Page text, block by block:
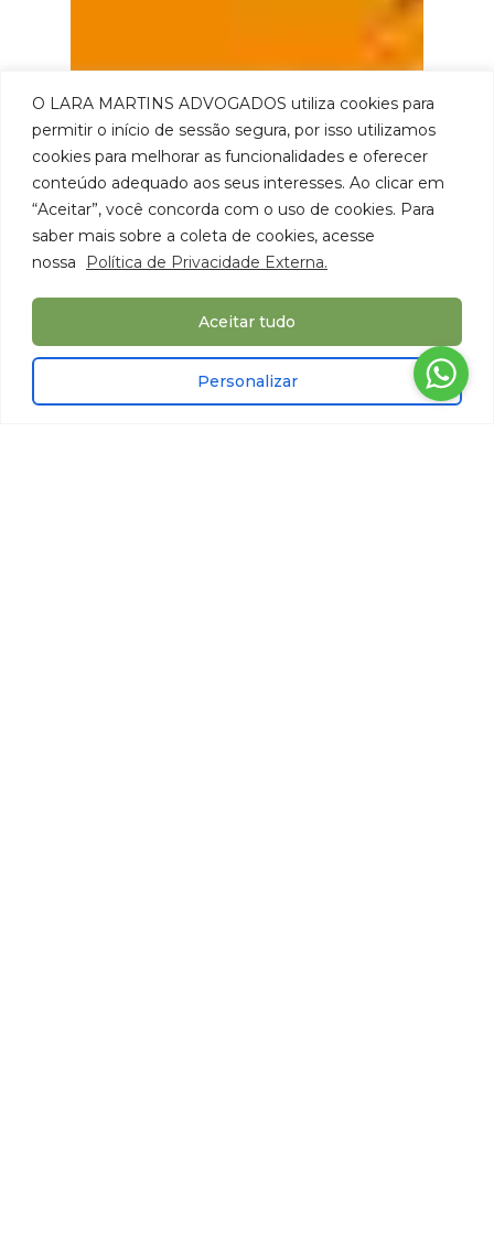
O LARA MARTINS ADVOGADOS utiliza cookies para
permitir o início de sessão segura, por isso utilizamos
cookies para melhorar as funcionalidades e oferecer
conteúdo adequado aos seus interesses. Ao clicar em
“Aceitar”, você concorda com o uso de cookies. Para
saber mais sobre a coleta de cookies, acesse
nossa
Política de Privacidade Externa.
Personalizar
Aceitar tudo